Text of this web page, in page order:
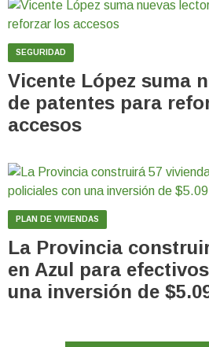
SEGURIDAD
Vicente López suma
de patentes para
accesos
PLAN DE VIVIENDAS
La Provincia
en Azul para
una inversión de